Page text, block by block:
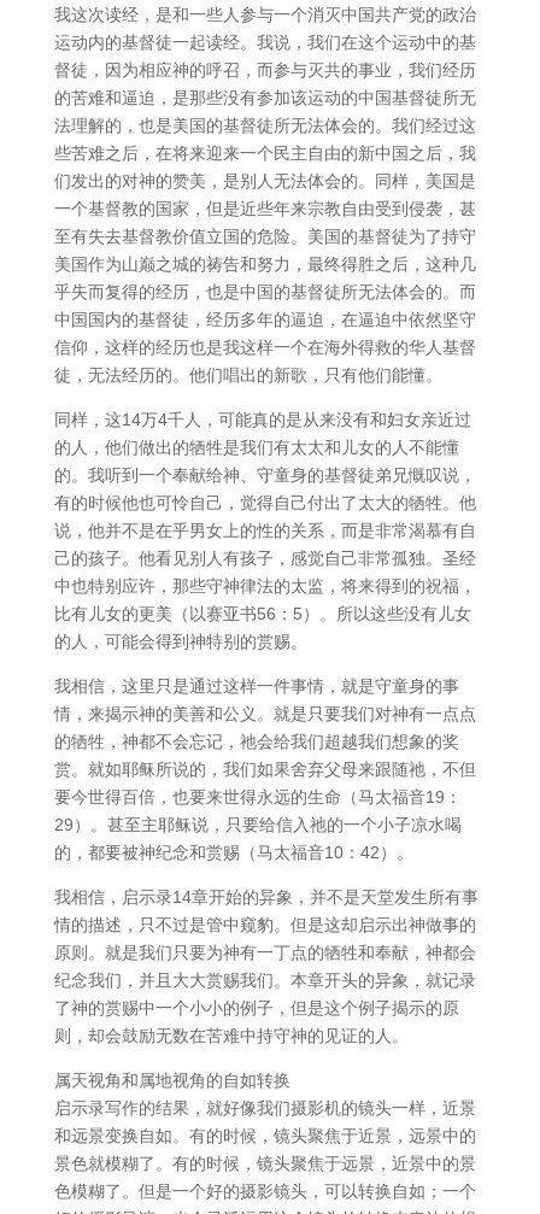
我这次读经，是和一些人参与一个消灭中国共产党的政治
运动内的基督徒一起读经。我说，我们在这个运动中的基
督徒，因为相应神的呼召，而参与灭共的事业，我们经历
的苦难和逼迫，是那些没有参加该运动的中国基督徒所无
法理解的，也是美国的基督徒所无法体会的。我们经过这
些苦难之后，在将来迎来一个民主自由的新中国之后，我
们发出的对神的赞美，是别人无法体会的。同样，美国是
一个基督教的国家，但是近些年来宗教自由受到侵袭，甚
至有失去基督教价值立国的危险。美国的基督徒为了持守
美国作为山巅之城的祷告和努力，最终得胜之后，这种几
乎失而复得的经历，也是中国的基督徒所无法体会的。而
中国国内的基督徒，经历多年的逼迫，在逼迫中依然坚守
信仰，这样的经历也是我这样一个在海外得救的华人基督
徒，无法经历的。他们唱出的新歌，只有他们能懂。
同样，这14万4千人，可能真的是从来没有和妇女亲近过
的人，他们做出的牺牲是我们有太太和儿女的人不能懂
的。我听到一个奉献给神、守童身的基督徒弟兄慨叹说，
有的时候他也可怜自己，觉得自己付出了太大的牺牲。他
说，他并不是在乎男女上的性的关系，而是非常渴慕有自
己的孩子。他看见别人有孩子，感觉自己非常孤独。圣经
中也特别应许，那些守神律法的太监，将来得到的祝福，
比有儿女的更美（以赛亚书56：5）。所以这些没有儿女
的人，可能会得到神特别的赏赐。
我相信，这里只是通过这样一件事情，就是守童身的事
情，来揭示神的美善和公义。就是只要我们对神有一点点
的牺牲，神都不会忘记，祂会给我们超越我们想象的奖
赏。就如耶稣所说的，我们如果舍弃父母来跟随祂，不但
要今世得百倍，也要来世得永远的生命（马太福音19：
29）。甚至主耶稣说，只要给信入祂的一个小子凉水喝
的，都要被神纪念和赏赐（马太福音10：42）。
我相信，启示录14章开始的异象，并不是天堂发生所有事
情的描述，只不过是管中窥豹。但是这却启示出神做事的
原则。就是我们只要为神有一丁点的牺牲和奉献，神都会
纪念我们，并且大大赏赐我们。本章开头的异象，就记录
了神的赏赐中一个小小的例子，但是这个例子揭示的原
则，却会鼓励无数在苦难中持守神的见证的人。
属天视角和属地视角的自如转换
启示录写作的结果，就好像我们摄影机的镜头一样，近景
和远景变换自如。有的时候，镜头聚焦于近景，远景中的
景色就模糊了。有的时候，镜头聚焦于远景，近景中的景
色模糊了。但是一个好的摄影镜头，可以转换自如；一个